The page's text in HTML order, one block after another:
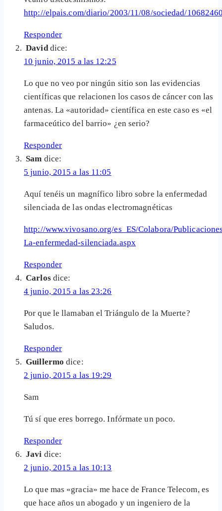
http://elpais.com/diario/2003/11/08/sociedad/
Responder
David dice:
10 junio, 2015 a las 12:25
Lo que no veo por ningún sitio son las evidencias
científicas que relacionen los casos de cáncer con las
antenas. La «autoridad» científica en este caso es «el
farmaceútico del barrio» ¿en serio?
Responder
Sam dice:
5 junio, 2015 a las 11:05
Aquí tenéis un magnífico libro sobre la enfermedad
silenciada de las ondas electromagnéticas
http://www.vivosano.org/es_ES/Colabora/
La-enfermedad-silenciada.aspx
Responder
Carlos dice:
4 junio, 2015 a las 23:26
Por que le llamaban el Triángulo de la Muerte?
Saludos.
Responder
Guillermo dice:
2 junio, 2015 a las 19:29
Sam
Tú sí que eres borrego. Infórmate un poco.
Responder
Javi dice:
2 junio, 2015 a las 10:13
Lo que mas «gracia» me hace de France Telecom, es
que hace años un abogado y un ingeniero de la